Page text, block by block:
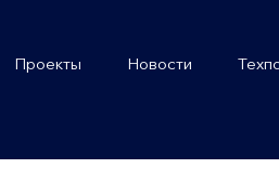
Проекты Новости